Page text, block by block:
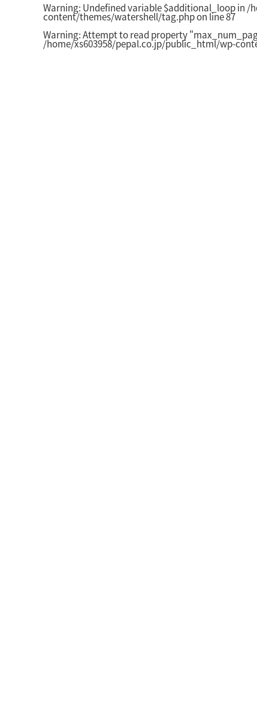
Warning: Undefined variable $additional_loop in /
content/themes/watershell/tag.phpon line87
Warning: Attempt to read property
/home/xs603958/pepal.co.jp/public_html/wp-